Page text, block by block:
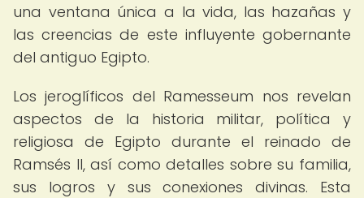
una ventana única a la vida, las hazañas y
las creencias de este influyente gobernante
del antiguo Egipto.
Los jeroglíficos del Ramesseum nos revelan
aspectos de la historia militar, política y
religiosa de Egipto durante el reinado de
Ramsés II, así como detalles sobre su familia,
sus logros y sus conexiones divinas. Esta